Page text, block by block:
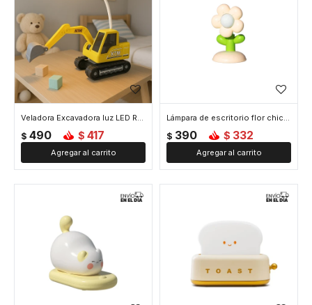
Veladora Excavadora luz LED Recargable - Amarillo
$ 490 $ 417
Lámpara de escritorio flor chica - Amarillo
$ 390 $ 332